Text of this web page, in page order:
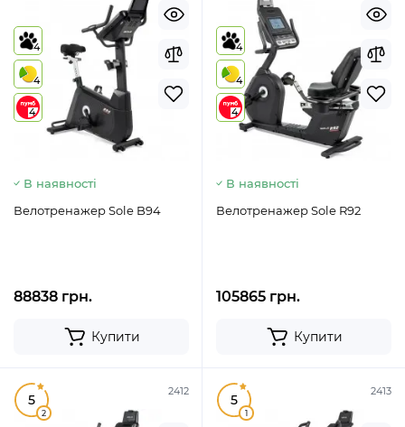
4
4
4
В наявності
Велотренажер Sole B94
88838 грн.
Купити
4
4
4
В наявності
Велотренажер Sole R92
105865 грн.
Купити
2412
5
2
2413
5
1